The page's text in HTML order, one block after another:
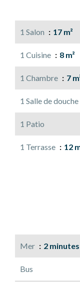
1 Salon 17 m²
1 Cuisine 8 m²
1 Chambre 7
1 Salle de douche
1 Patio
1 Terrasse 12
Mer 2 minutes
Bus